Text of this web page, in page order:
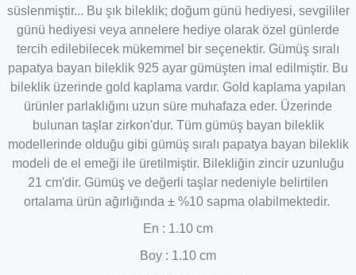
süslenmiştir... Bu şık bileklik; doğum günü hediyesi, sevgililer
günü hediyesi veya annelere hediye olarak özel günlerde
tercih edilebilecek mükemmel bir seçenektir. Gümüş sıralı
papatya bayan bileklik 925 ayar gümüşten imal edilmiştir. Bu
bileklik üzerinde gold kaplama vardır. Gold kaplama yapılan
ürünler parlaklığını uzun süre muhafaza eder. Üzerinde
bulunan taşlar zirkon'dur. Tüm gümüş bayan bileklik
modellerinde olduğu gibi gümüş sıralı papatya bayan bileklik
modeli de el emeği ile üretilmiştir. Bilekliğin zincir uzunluğu
21 cm'dir. Gümüş ve değerli taşlar nedeniyle belirtilen
ortalama ürün ağırlığında ± %10 sapma olabilmektedir.
En : 1.10 cm
Boy : 1.10 cm